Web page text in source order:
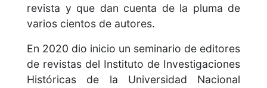
revista y que dan cuenta de la pluma de
varios cientos de autores.
En 2020 dio inicio un seminario de editores
de revistas del Instituto de Investigaciones
Históricas de la Universidad Nacional